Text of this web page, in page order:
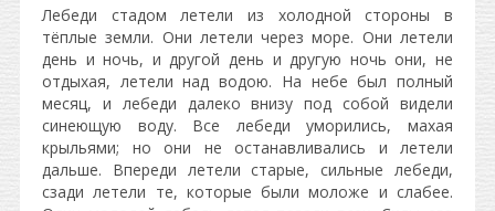
Лебеди стадом летели из холодной стороны в
тёплые земли. Они летели через море. Они летели
день и ночь, и другой день и другую ночь они, не
отдыхая, летели над водою. На небе был полный
месяц, и лебеди далеко внизу под собой видели
синеющую воду. Все лебеди уморились, махая
крыльями; но они не останавливались и летели
дальше. Впереди летели старые, сильные лебеди,
сзади летели те, которые были моложе и слабее.